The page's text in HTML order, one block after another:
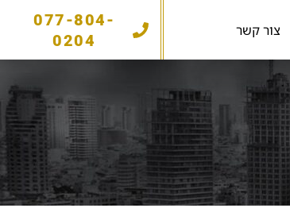
צור קשר
077-804-
0204